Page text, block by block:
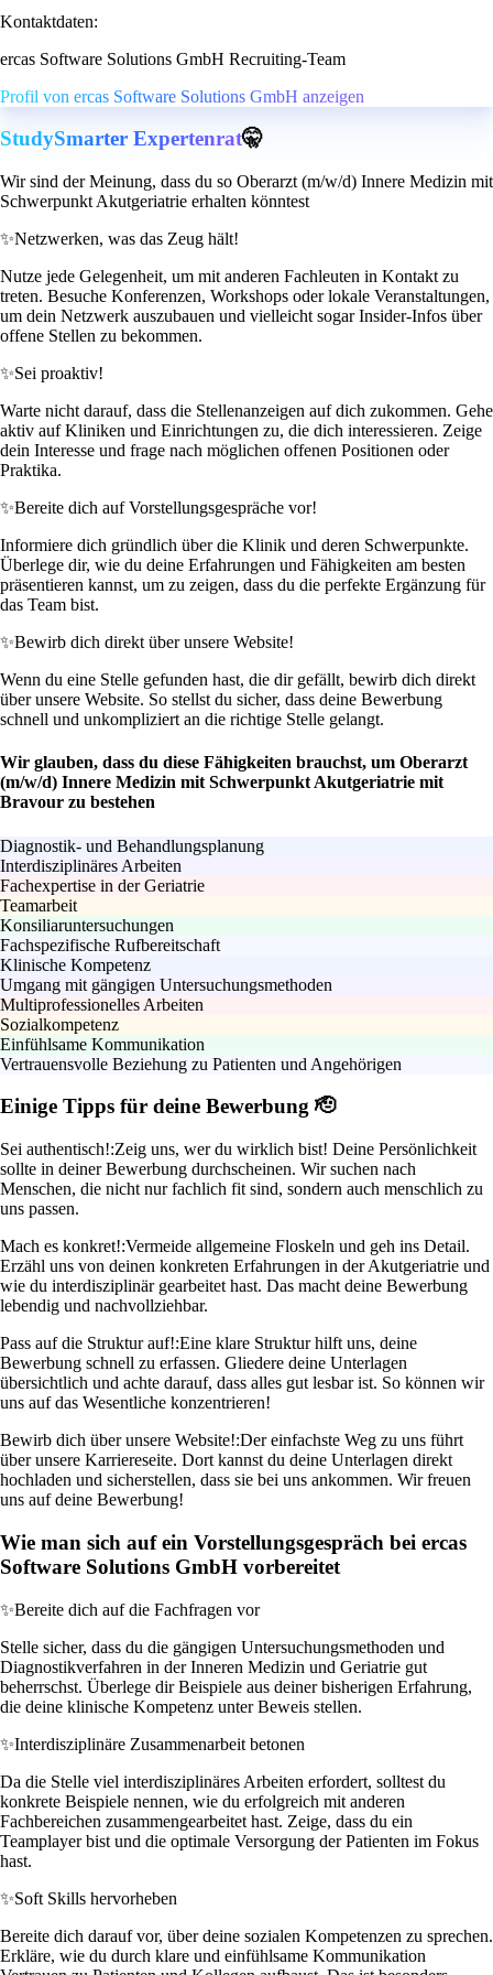
Kontaktdaten:
ercas Software Solutions GmbH Recruiting-Team
Profil von ercas Software Solutions GmbH anzeigen
StudySmarter Expertenrat🤫
Wir sind der Meinung, dass du so Oberarzt (m/w/d) Innere Medizin mit
Schwerpunkt Akutgeriatrie erhalten könntest
✨Netzwerken, was das Zeug hält!
Nutze jede Gelegenheit, um mit anderen Fachleuten in Kontakt zu
treten. Besuche Konferenzen, Workshops oder lokale Veranstaltungen,
um dein Netzwerk auszubauen und vielleicht sogar Insider-Infos über
offene Stellen zu bekommen.
✨Sei proaktiv!
Warte nicht darauf, dass die Stellenanzeigen auf dich zukommen. Gehe
aktiv auf Kliniken und Einrichtungen zu, die dich interessieren. Zeige
dein Interesse und frage nach möglichen offenen Positionen oder
Praktika.
✨Bereite dich auf Vorstellungsgespräche vor!
Informiere dich gründlich über die Klinik und deren Schwerpunkte.
Überlege dir, wie du deine Erfahrungen und Fähigkeiten am besten
präsentieren kannst, um zu zeigen, dass du die perfekte Ergänzung für
das Team bist.
✨Bewirb dich direkt über unsere Website!
Wenn du eine Stelle gefunden hast, die dir gefällt, bewirb dich direkt
über unsere Website. So stellst du sicher, dass deine Bewerbung
schnell und unkompliziert an die richtige Stelle gelangt.
Wir glauben, dass du diese Fähigkeiten brauchst, um Oberarzt
(m/w/d) Innere Medizin mit Schwerpunkt Akutgeriatrie mit
Bravour zu bestehen
Diagnostik- und Behandlungsplanung
Interdisziplinäres Arbeiten
Fachexpertise in der Geriatrie
Teamarbeit
Konsiliaruntersuchungen
Fachspezifische Rufbereitschaft
Klinische Kompetenz
Umgang mit gängigen Untersuchungsmethoden
Multiprofessionelles Arbeiten
Sozialkompetenz
Einfühlsame Kommunikation
Vertrauensvolle Beziehung zu Patienten und Angehörigen
Einige Tipps für deine Bewerbung 🫡
Sei authentisch!:Zeig uns, wer du wirklich bist! Deine Persönlichkeit
sollte in deiner Bewerbung durchscheinen. Wir suchen nach
Menschen, die nicht nur fachlich fit sind, sondern auch menschlich zu
uns passen.
Mach es konkret!:Vermeide allgemeine Floskeln und geh ins Detail.
Erzähl uns von deinen konkreten Erfahrungen in der Akutgeriatrie und
wie du interdisziplinär gearbeitet hast. Das macht deine Bewerbung
lebendig und nachvollziehbar.
Pass auf die Struktur auf!:Eine klare Struktur hilft uns, deine
Bewerbung schnell zu erfassen. Gliedere deine Unterlagen
übersichtlich und achte darauf, dass alles gut lesbar ist. So können wir
uns auf das Wesentliche konzentrieren!
Bewirb dich über unsere Website!:Der einfachste Weg zu uns führt
über unsere Karriereseite. Dort kannst du deine Unterlagen direkt
hochladen und sicherstellen, dass sie bei uns ankommen. Wir freuen
uns auf deine Bewerbung!
Wie man sich auf ein Vorstellungsgespräch bei ercas
Software Solutions GmbH vorbereitet
✨Bereite dich auf die Fachfragen vor
Stelle sicher, dass du die gängigen Untersuchungsmethoden und
Diagnostikverfahren in der Inneren Medizin und Geriatrie gut
beherrschst. Überlege dir Beispiele aus deiner bisherigen Erfahrung,
die deine klinische Kompetenz unter Beweis stellen.
✨Interdisziplinäre Zusammenarbeit betonen
Da die Stelle viel interdisziplinäres Arbeiten erfordert, solltest du
konkrete Beispiele nennen, wie du erfolgreich mit anderen
Fachbereichen zusammengearbeitet hast. Zeige, dass du ein
Teamplayer bist und die optimale Versorgung der Patienten im Fokus
hast.
✨Soft Skills hervorheben
Bereite dich darauf vor, über deine sozialen Kompetenzen zu sprechen.
Erkläre, wie du durch klare und einfühlsame Kommunikation